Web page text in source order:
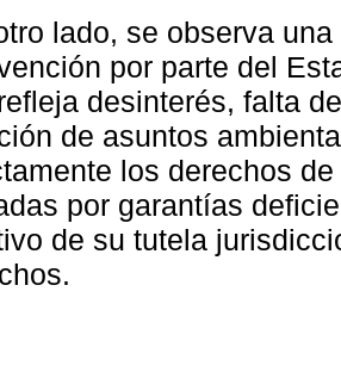
lado, se observa
por parte del
desinterés, falta
de asuntos
los derechos
por garantías
de su tutela